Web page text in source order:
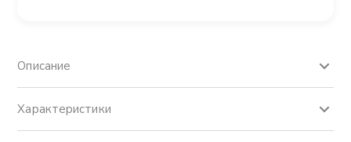
Описание
Характеристики